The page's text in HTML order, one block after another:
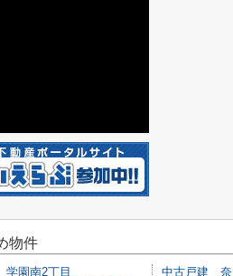
物件
園南2丁目 中古戸建 奈